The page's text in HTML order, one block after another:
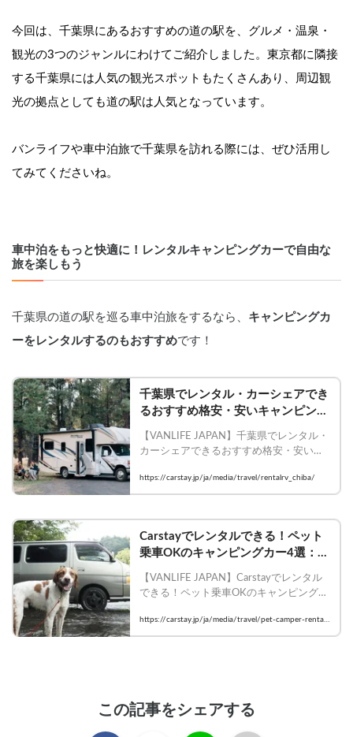
今回は、千葉県にあるおすすめの道の駅を、グルメ・温泉・
観光の3つのジャンルにわけてご紹介しました。東京都に隣接
する千葉県には人気の観光スポットもたくさんあり、周辺観
光の拠点としても道の駅は人気となっています。
バンライフや車中泊旅で千葉県を訪れる際には、ぜひ活用し
てみてくださいね。
車中泊をもっと快適に！レンタルキャンピングカーで自由な
旅を楽しもう
千葉県の道の駅を巡る車中泊旅をするなら、 キャンピングカ
ーをレンタルするのもおすすめです！
千葉県でレンタル・カーシェアでき
るおすすめ格安・安いキャンピング
アVANLIFE JAPAN
【VANLIFE JAPAN】千葉県でレンタル・
カーシェアできるおすすめ格安・安いキ
    #Carstay #VANLIFEJAPAN #バンライ
フ #バンシェア #キャンピングカー #レン
https://carstay.jp/ja/media/travel/rentalrv_chiba/
Carstayでレンタルできる！ペット
乗車OKのキャンピングカー4選：千
VANLIFE JAPAN
【VANLIFE JAPAN】Carstayでレンタル
できる！ペット乗車OKのキャンピングカ
    #carstay #vanlifejapan #犬
https://carstay.jp/ja/media/travel/pet-camper-rental-
chiba/
この記事をシェアする